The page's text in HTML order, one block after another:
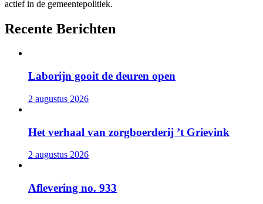
actief in de gemeentepolitiek.
Recente Berichten
Laborijn gooit de deuren open
2 augustus 2026
Het verhaal van zorgboerderij ’t Grievink
2 augustus 2026
Aflevering no. 933